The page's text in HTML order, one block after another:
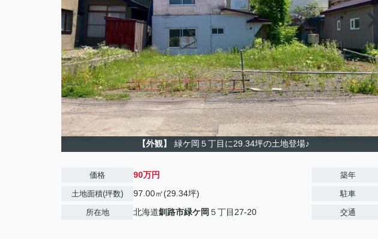
【外観】 緑ケ岡５丁目に29.34坪の土地登場♪
価格 90万円
土地面積(坪数) 97.00㎡(29.34坪)
所在地 北海道釧路市緑ケ岡 ５丁目27-20
築年
駐車
交通